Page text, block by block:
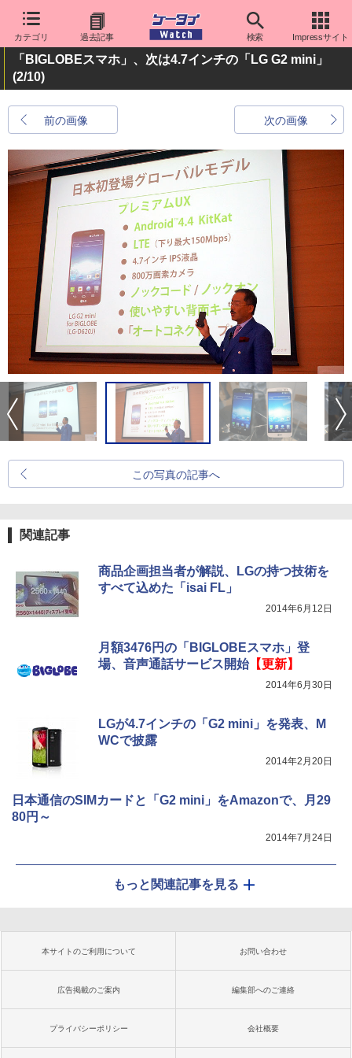
カテゴリ 過去記事 検索 Impressサイト
「BIGLOBEスマホ」、次は4.7インチの「LG G2 mini」
(2/10)
前の画像 次の画像
この写真の記事へ
関連記事
商品企画担当者が解説、LGの持つ技術を
すべて込めた「isai FL」
2014年6月12日
月額3476円の「BIGLOBEスマホ」登
場、音声通話サービス開始【更新】
2014年6月30日
LGが4.7インチの「G2 mini」を発表、M
WCで披露
2014年2月20日
日本通信のSIMカードと「G2 mini」をAmazonで、月29
80円～
2014年7月24日
もっと関連記事を見る
本サイトのご利用について お問い合わせ
広告掲載のご案内 編集部へのご連絡
プライバシーポリシー 会社概要